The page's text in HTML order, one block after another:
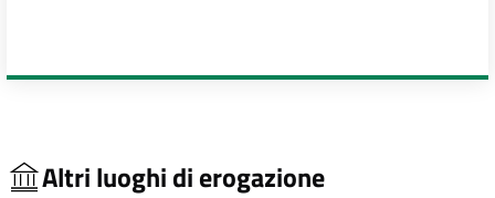
Altri luoghi di erogazione